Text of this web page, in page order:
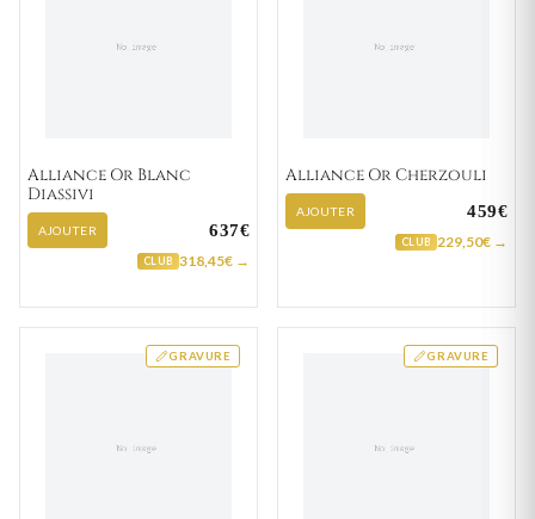
Alliance Or Blanc
Diassivi
AJOUTER 637€
CLUB 318,45€ →
Alliance Or Cherzouli
AJOUTER 459€
CLUB 229,50€ →
GRAVURE GRAVURE